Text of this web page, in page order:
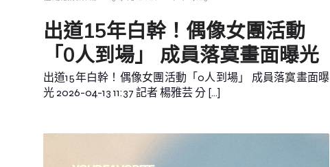
出道15年白幹！偶像女團活動
「0人到場」 成員落寞畫面曝光
出道15年白幹！偶像女團活動「0人到場」 成員落寞畫面曝
光 2026-04-13 11:37 記者 楊雅芸 分 […]